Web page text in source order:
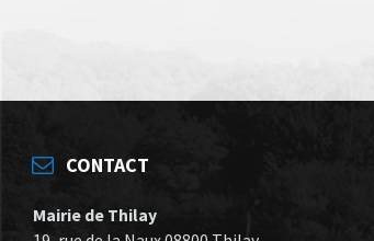
CONTACT
Mairie de Thilay